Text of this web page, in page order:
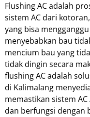
Flushing AC adalah
sistem AC dari
yang bisa
menyebabkan bau
mencium bau yang
tidak dingin secara
flushing AC adalah
di Kalimalang
memastikan sistem
dan berfungsi dengan